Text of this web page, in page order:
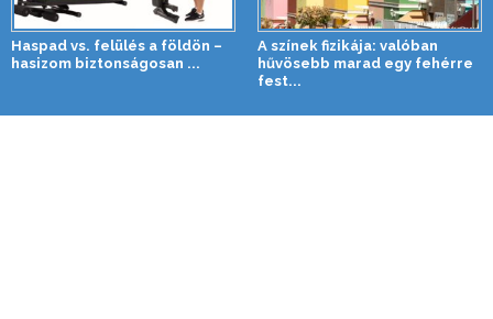
Haspad vs. felülés a földön –
hasizom biztonságosan ...
A színek fizikája: valóban
hűvösebb marad egy fehérre
fest...